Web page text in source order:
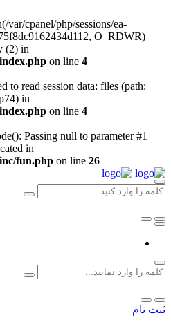
var/cpanel/php/sessions/ea-
O_RDWR)
(2) in
on line 4
to read session data: files (path:
in
on line 4
Passing null to parameter #1
in
fun.php on line 26
ثبت نام